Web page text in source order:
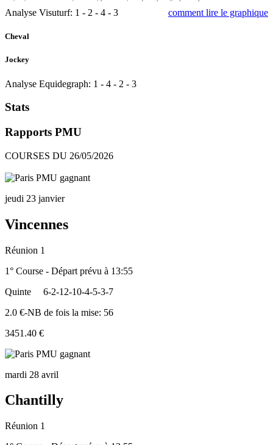
Analyse Visuturf: 1 - 2 - 4 - 3 comment lire le graphique
Cheval
Jockey
Analyse Equidegraph: 1 - 4 - 2 - 3
Stats
Rapports PMU
COURSES DU 26/05/2026
jeudi 23 janvier
Vincennes
Réunion 1
1° Course - Départ prévu à 13:55
Quinte
6-2-12-10-4-5-3-7
2.0 €-NB de fois la mise: 56
3451.40 €
mardi 28 avril
Chantilly
Réunion 1